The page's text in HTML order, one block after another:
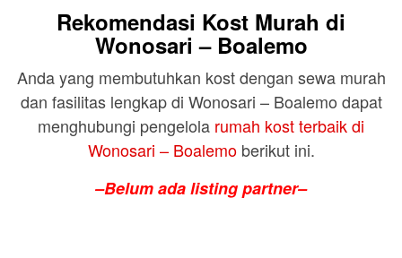
Rekomendasi Kost Murah di
Wonosari – Boalemo
Anda yang membutuhkan kost dengan sewa murah
dan fasilitas lengkap di Wonosari – Boalemo dapat
menghubungi pengelola rumah kost terbaik di
Wonosari – Boalemoberikut ini.
–Belum ada listing partner–